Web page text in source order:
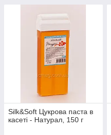
Silk&Soft Цукрова паста в
касеті - Натурал, 150 г